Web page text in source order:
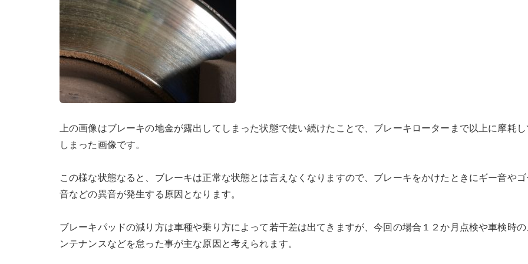
上の画像はブレーキの地金が露出してしまった状態で使い続けたことで、ブレーキローターまで以上に摩耗し
しまった画像です。
この様な状態なると、ブレーキは正常な状態とは言えなくなりますので、ブレーキをかけたときにギー音やゴ
音などの異音が発生する原因となります。
ブレーキパッドの減り方は車種や乗り方によって若干差は出てきますが、今回の場合１２か月点検や車検時の
ンテナンスなどを怠った事が主な原因と考えられます。